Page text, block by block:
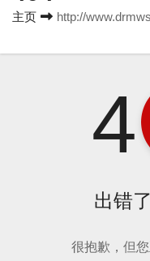
主页 http://
4
出错
很抱歉，但